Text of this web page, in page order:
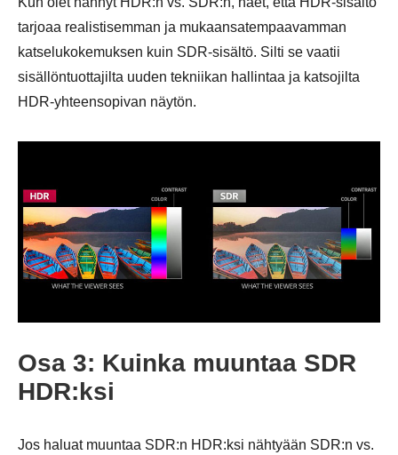
tarjoaa realistisemman ja mukaansatempaavamman
katselukokemuksen kuin SDR-sisältö. Silti se vaatii
sisällöntuottajilta uuden tekniikan hallintaa ja katsojilta
HDR-yhteensopivan näytön.
Osa 3: Kuinka muuntaa SDR
HDR:ksi
Jos haluat muuntaa SDR:n HDR:ksi nähtyään SDR:n vs.